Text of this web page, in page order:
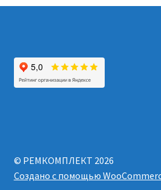
© РЕМКОМПЛЕКТ 2026
Создано с помощью